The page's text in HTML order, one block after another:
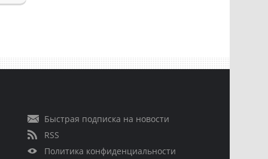
Быстрая подписка на новости
RSS
Политика конфиденциальности